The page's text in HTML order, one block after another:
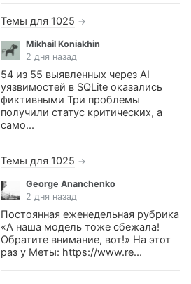
Темы для 1025 →
Mikhail Koniakhin
2 дня назад
54 из 55 выявленных через AI
уязвимостей в SQLite оказались
фиктивными Три проблемы
получили статус критических, а
само...
Темы для 1025 →
George Ananchenko
2 дня назад
Постоянная еженедельная рубрика
«А наша модель тоже сбежала!
Обратите внимание, вот!» На этот
раз у Меты: https://www.re...